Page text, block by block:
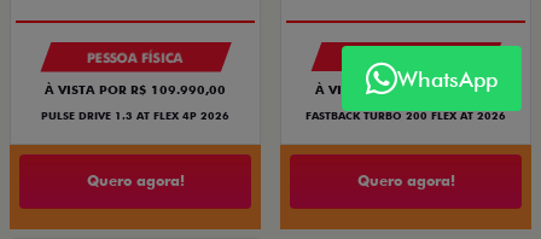
PESSOA FÍSICA
À VISTA POR R$ 109.990,00
PULSE DRIVE 1.3 AT FLEX 4P 2026
Quero agora!
À VISTA POR R$ 119.990,00
FASTBACK TURBO 200 FLEX AT 2026
Quero agora!
WhatsApp